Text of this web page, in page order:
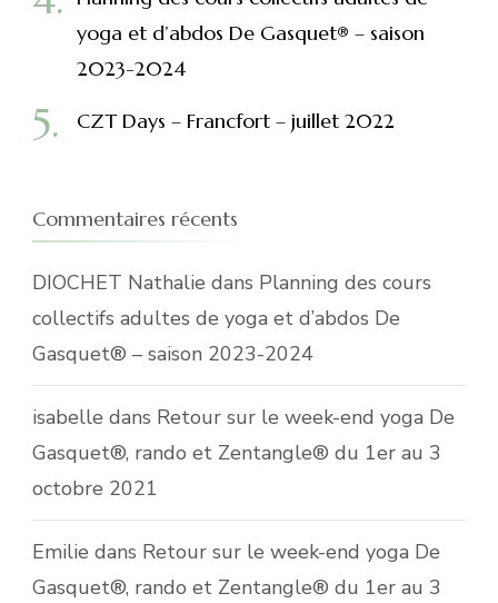
yoga et d’abdos De Gasquet® – saison
2023-2024
CZT Days – Francfort – juillet 2022
Commentaires récents
DIOCHET Nathalie dans Planning des cours
collectifs adultes de yoga et d’abdos De
Gasquet® – saison 2023-2024
isabelle dans Retour sur le week-end yoga De
Gasquet®, rando et Zentangle® du 1er au 3
octobre 2021
Emilie dans Retour sur le week-end yoga De
Gasquet®, rando et Zentangle® du 1er au 3